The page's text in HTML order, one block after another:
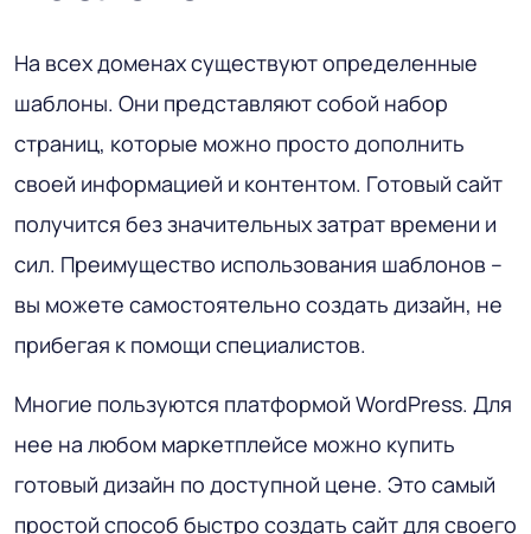
На всех доменах существуют определенные
шаблоны. Они представляют собой набор
страниц, которые можно просто дополнить
своей информацией и контентом. Готовый сайт
получится без значительных затрат времени и
сил. Преимущество использования шаблонов –
вы можете самостоятельно создать дизайн, не
прибегая к помощи специалистов.
Многие пользуются платформой WordPress. Для
нее на любом маркетплейсе можно купить
готовый дизайн по доступной цене. Это самый
простой способ быстро создать сайт для своего